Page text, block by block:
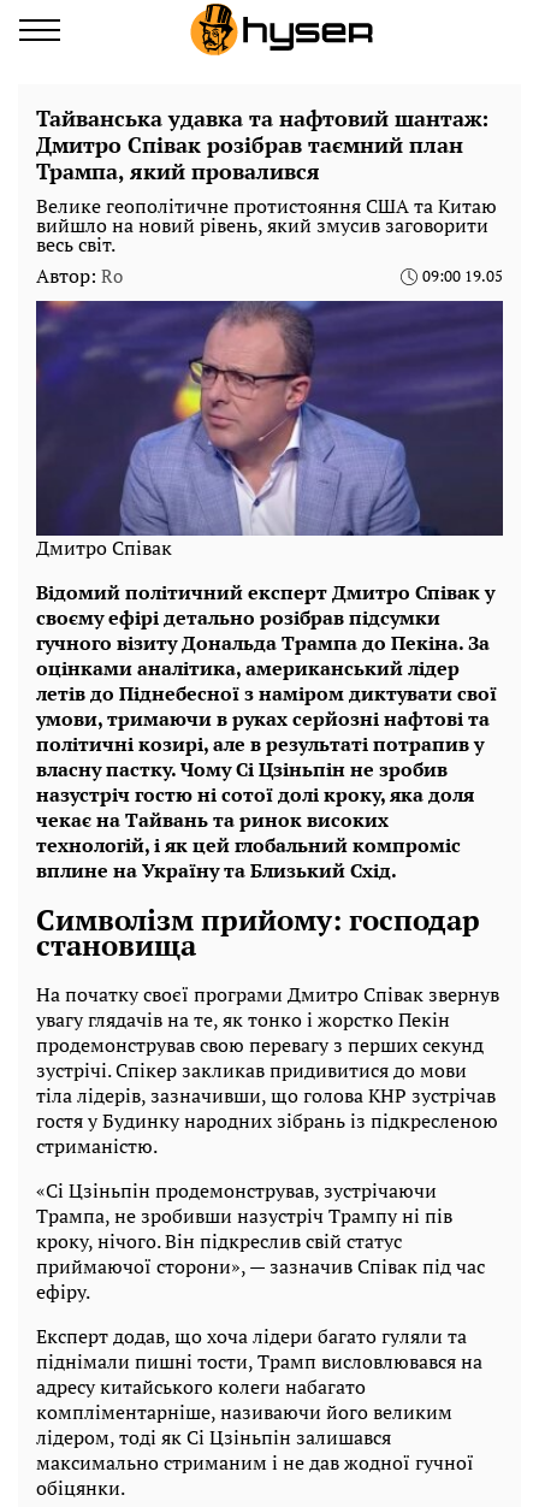
Тайванська удавка та нафтовий шантаж:
Дмитро Співак розібрав таємний план
Трампа, який провалився
Велике геополітичне протистояння США та Китаю
вийшло на новий рівень, який змусив заговорити
весь світ.
Автор: Ro 09:00 19.05
Дмитро Співак
Відомий політичний експерт Дмитро Співак у
своєму ефірі детально розібрав підсумки
гучного візиту Дональда Трампа до Пекіна. За
оцінками аналітика, американський лідер
летів до Піднебесної з наміром диктувати свої
умови, тримаючи в руках серйозні нафтові та
політичні козирі, але в результаті потрапив у
власну пастку. Чому Сі Цзіньпін не зробив
назустріч гостю ні сотої долі кроку, яка доля
чекає на Тайвань та ринок високих
технологій, і як цей глобальний компроміс
вплине на Україну та Близький Схід.
Символізм прийому: господар
становища
На початку своєї програми Дмитро Співак звернув
увагу глядачів на те, як тонко і жорстко Пекін
продемонстрував свою перевагу з перших секунд
зустрічі. Спікер закликав придивитися до мови
тіла лідерів, зазначивши, що голова КНР зустрічав
гостя у Будинку народних зібрань із підкресленою
стриманістю.
«Сі Цзіньпін продемонстрував, зустрічаючи
Трампа, не зробивши назустріч Трампу ні пів
кроку, нічого. Він підкреслив свій статус
приймаючої сторони», — зазначив Співак під час
ефіру.
Експерт додав, що хоча лідери багато гуляли та
піднімали пишні тости, Трамп висловлювався на
адресу китайського колеги набагато
компліментарніше, називаючи його великим
лідером, тоді як Сі Цзіньпін залишався
максимально стриманим і не дав жодної гучної
обіцянки.